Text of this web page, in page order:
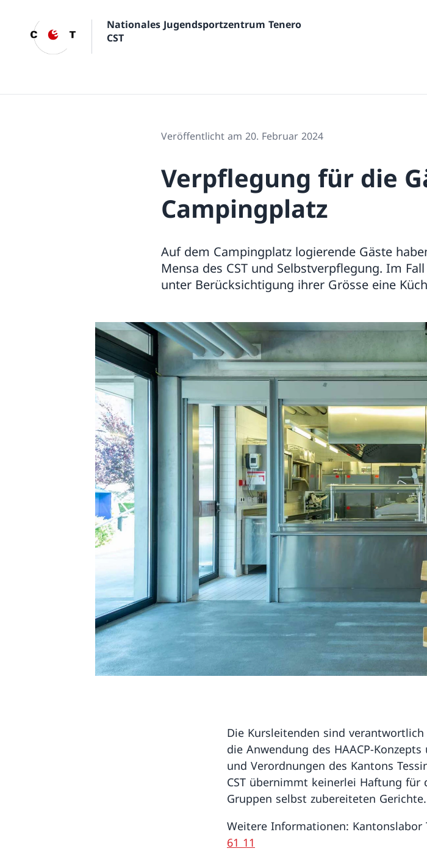
Nationales Jugendsportzentrum Tenero
CST
Veröffentlicht am 20. Februar 2024
Verpflegung für die
Campingplatz
Auf dem Campingplatz logierende Gäste
Mensa des CST und Selbstverpflegung. Im
unter Berücksichtigung ihrer Grösse eine
Die Kursleitenden sind
die Anwendung des HAACP-
und Verordnungen des Kantons
CST übernimmt keinerlei Haftung für
Gruppen selbst zubereiteten Gerichte.
Weitere Informationen: Kantonslabor
61 11